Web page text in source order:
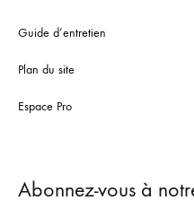
Guide d’entretien
Plan du site
Espace Pro
Abonnez-vous à